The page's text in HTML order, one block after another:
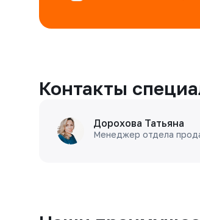
Контакты
Дорохова Татьяна
Менеджер отдела